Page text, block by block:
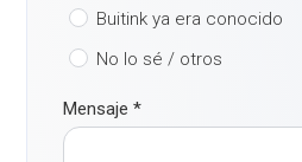
Buitink ya era conocido
No lo sé / otros
Mensaje*